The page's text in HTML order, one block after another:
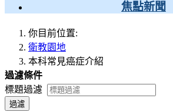
焦點新聞
你目前位置:
衛教園地
本科常見癌症介紹
過濾條件
標題過濾
過濾